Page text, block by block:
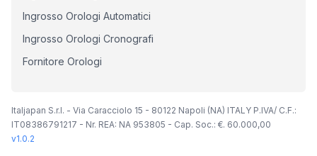
Ingrosso Orologi Automatici
Ingrosso Orologi Cronografi
Fornitore Orologi
Italjapan S.r.l. - Via Caracciolo 15 - 80122 Napoli (NA) ITALY P.IVA/ C.F.:
IT08386791217 - Nr. REA: NA 953805 - Cap. Soc.: €. 60.000,00
v1.0.2